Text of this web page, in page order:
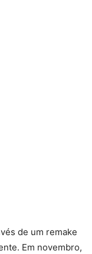
de um remake
Em novembro,